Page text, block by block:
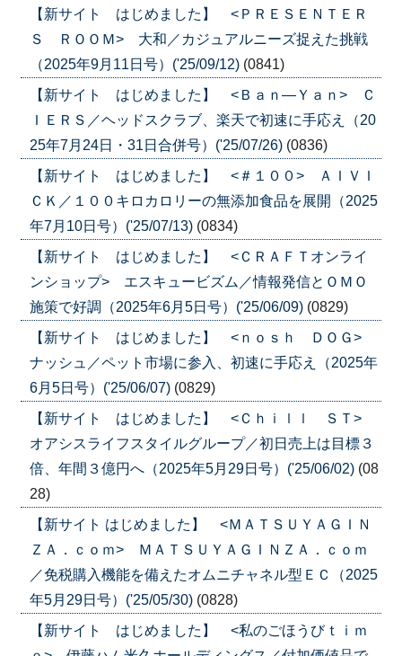
【新サイト はじめました】 <ＰＲＥＳＥＮＴＥＲ
Ｓ ＲＯＯＭ> 大和／カジュアルニーズ捉えた挑戦
（2025年9月11日号）('25/09/12) (0841)
【新サイト はじめました】 <Ｂａｎ―Ｙａｎ> Ｃ
ＩＥＲＳ／ヘッドスクラブ、楽天で初速に手応え（20
25年7月24日・31日合併号）('25/07/26) (0836)
【新サイト はじめました】 <＃１００> ＡＩＶＩ
ＣＫ／１００キロカロリーの無添加食品を展開（2025
年7月10日号）('25/07/13) (0834)
【新サイト はじめました】 <ＣＲＡＦＴオンライ
ンショップ> エスキュービズム／情報発信とＯＭＯ
施策で好調（2025年6月5日号）('25/06/09) (0829)
【新サイト はじめました】 <ｎｏｓｈ ＤＯＧ>
ナッシュ／ペット市場に参入、初速に手応え（2025年
6月5日号）('25/06/07) (0829)
【新サイト はじめました】 <Ｃｈｉｌｌ ＳＴ>
オアシスライフスタイルグループ／初日売上は目標３
倍、年間３億円へ（2025年5月29日号）('25/06/02) (08
28)
【新サイト はじめました】 <ＭＡＴＳＵＹＡＧＩＮ
ＺＡ．ｃｏｍ> ＭＡＴＳＵＹＡＧＩＮＺＡ．ｃｏｍ
／免税購入機能を備えたオムニチャネル型ＥＣ（2025
年5月29日号）('25/05/30) (0828)
【新サイト はじめました】 <私のごほうびｔｉｍ